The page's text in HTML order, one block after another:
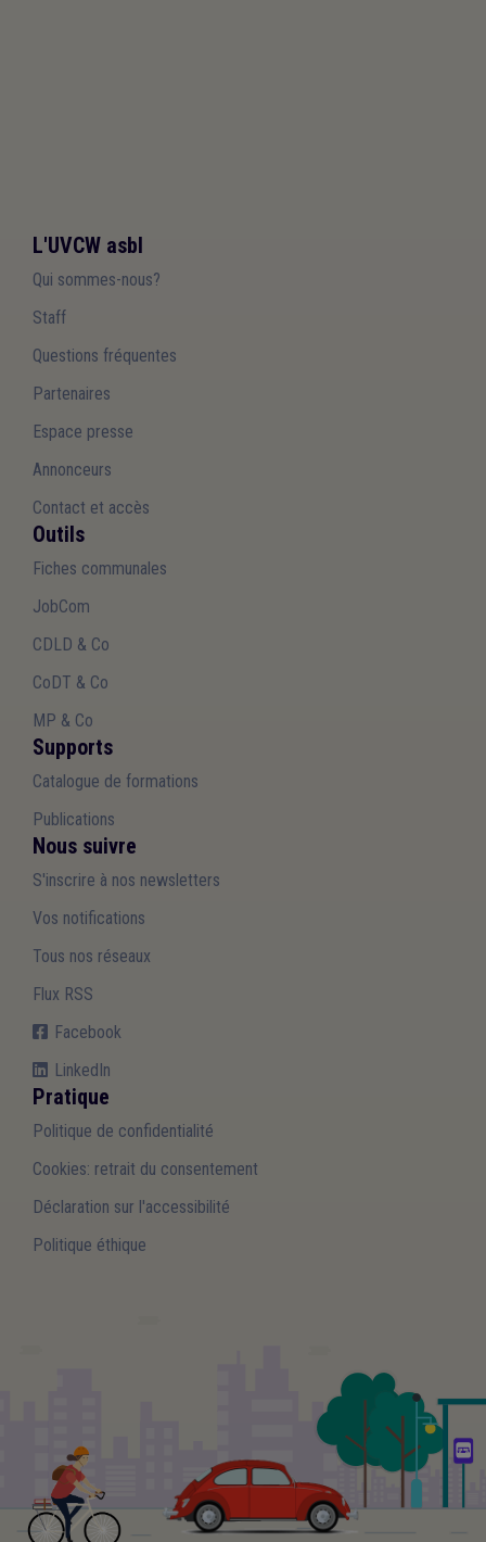
L'UVCW asbl
Qui sommes-nous?
Staff
Questions fréquentes
Partenaires
Espace presse
Annonceurs
Contact et accès
Outils
Fiches communales
JobCom
CDLD & Co
CoDT & Co
MP & Co
Supports
Catalogue de formations
Publications
Nous suivre
S'inscrire à nos newsletters
Vos notifications
Tous nos réseaux
Flux RSS
Facebook
LinkedIn
Pratique
Politique de confidentialité
Cookies: retrait du consentement
Déclaration sur l'accessibilité
Politique éthique